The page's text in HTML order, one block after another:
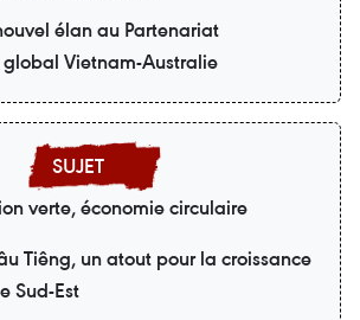
élan au Partenariat
Vietnam-Australie
verte, économie circulaire
Tiêng, un atout pour la croissance
Sud-Est